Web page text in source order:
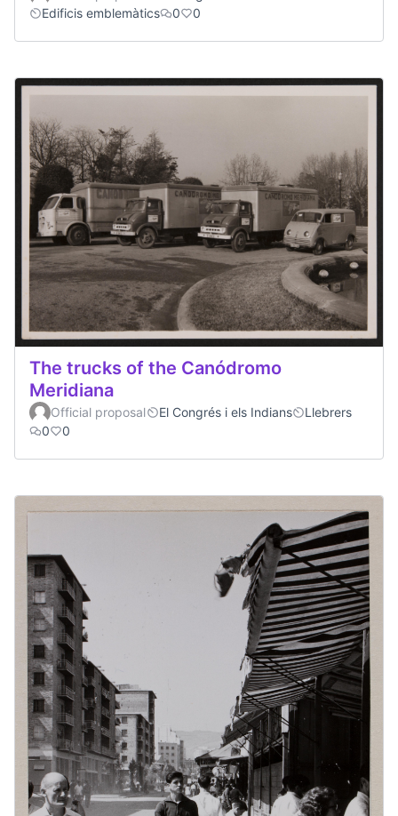
Edificis emblemàtics
0 0
The trucks of the Canódromo
Meridiana
Official proposal El Congrés i els Indians
Llebrers
0
0